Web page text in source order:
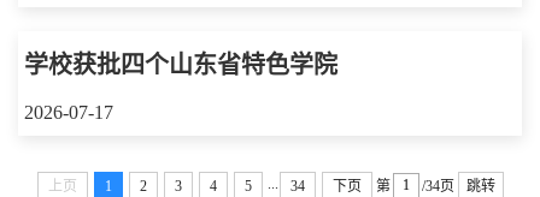
学校获批四个山东省特色学院
2026-07-17
上页 1 2 3 4 5 ... 34 下页 第 /34页 跳转